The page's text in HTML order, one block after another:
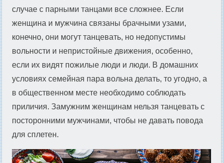
случае с парными танцами все сложнее. Если
женщина и мужчина связаны брачными узами,
конечно, они могут танцевать, но недопустимы
вольности и непристойные движения, особенно,
если их видят пожилые люди и люди. В домашних
условиях семейная пара вольна делать, то угодно, а
в общественном месте необходимо соблюдать
приличия. Замужним женщинам нельзя танцевать с
посторонними мужчинами, чтобы не давать повода
для сплетен.